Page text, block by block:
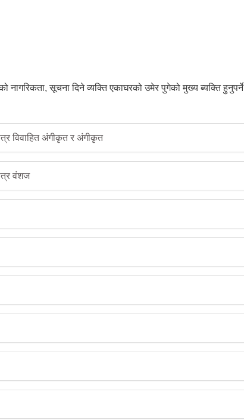
नागरिकता, सूचना दिने व्यक्ति एकाघरको उमेर पुगेको मुख्य ब्यक्ति हुनुपर्ने
विवाहित अंगीकृत र अंगीकृत
वंशज